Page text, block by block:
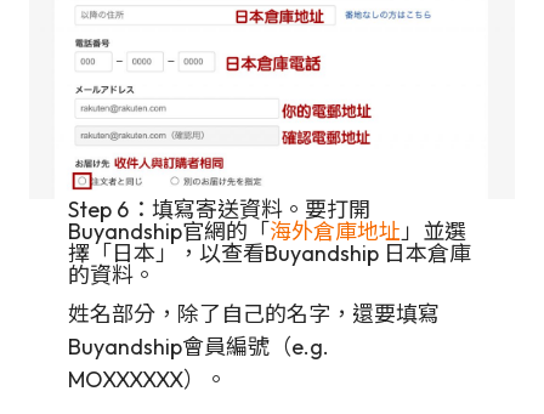
Step 6：填寫寄送資料。要打開
Buyandship官網的「海外倉庫地址」並選
擇「日本」，以查看Buyandship 日本倉庫
的資料。
姓名部分，除了自己的名字，還要填寫
Buyandship會員編號（e.g.
MOXXXXXX）。